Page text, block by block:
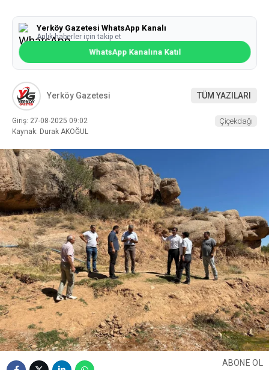
Yerköy Gazetesi WhatsApp Kanalı
Anlık haberler için takip et
WhatsApp Kanalına Katıl
Yerköy Gazetesi TÜM YAZILARI
Giriş: 27-08-2025 09:02
Kaynak: Durak AKOĞUL
Çiçekdağı
ABONE OL